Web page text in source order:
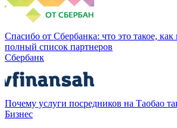
Спасибо от Сбербанка: что это такое, как
полный список партнеров
Сбербанк
Почему услуги посредников на Таобао
Бизнес